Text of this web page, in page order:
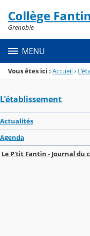
Menu de la rubrique
Contenu
Collège
Grenoble
MENU
Vous êtes ici : Accueil›
L'établissement
Actualités
Agenda
Le P'tit Fantin - Journal du